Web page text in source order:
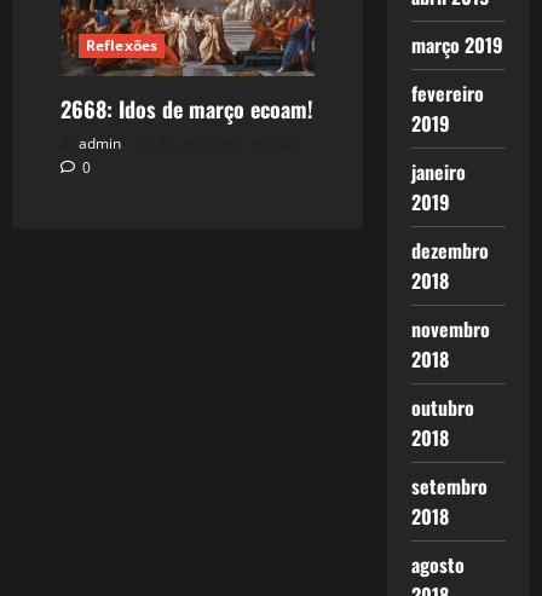
Reflexões
2668: Idos de março ecoam!
admin
0
março 2019
fevereiro
2019
janeiro
2019
dezembro
2018
novembro
2018
outubro
2018
setembro
2018
agosto